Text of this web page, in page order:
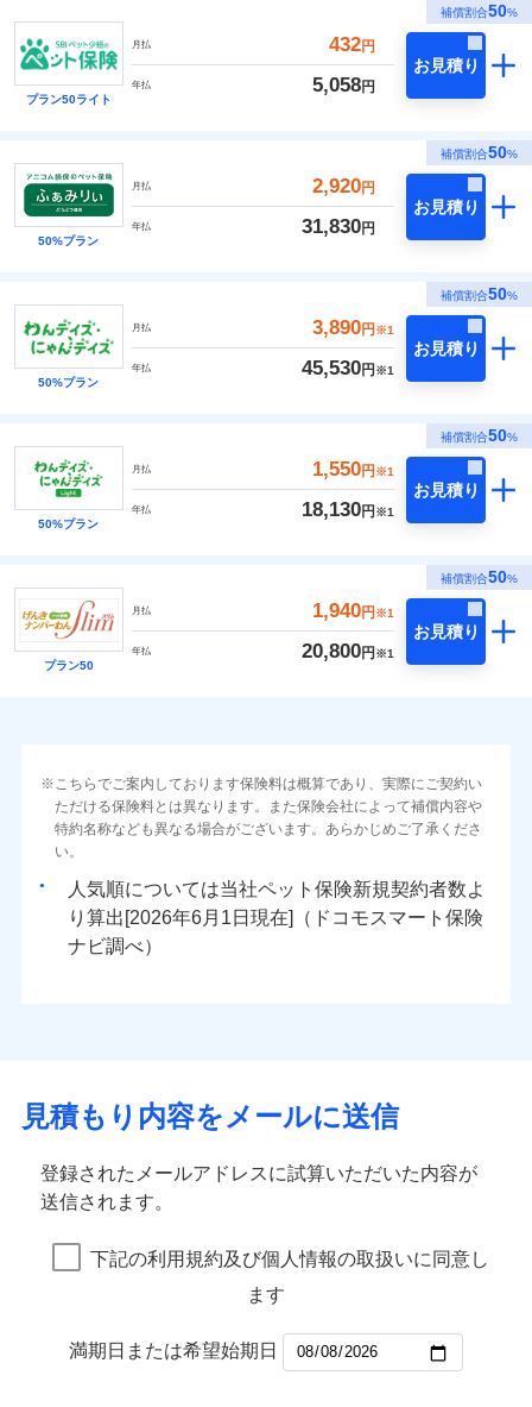
補償割合50%
プラン50ライト
月払 432円
年払 5,058円
お見積り
補償割合50%
50%プラン
月払 2,920円
年払 31,830円
お見積り
補償割合50%
50%プラン
月払 3,890円 ※1
年払 45,530円 ※1
お見積り
補償割合50%
50%プラン
月払 1,550円 ※1
年払 18,130円 ※1
お見積り
補償割合50%
プラン50
月払 1,940円 ※1
年払 20,800円 ※1
お見積り
こちらでご案内しております保険料は概算であり、実際にご契約い
ただける保険料とは異なります。また保険会社によって補償内容や
特約名称なども異なる場合がございます。あらかじめご了承くださ
い。
人気順については当社
新規契約者数よ
り算出[
年 月
日現在]（ドコモスマート保険
ナビ調べ）
見積もり内容をメールに送信
登録されたメールアドレスに試算いただいた内容が
送信されます。
下記の利用規約及び個人情報の取扱いに同意し
ます
満期日または希望始期日